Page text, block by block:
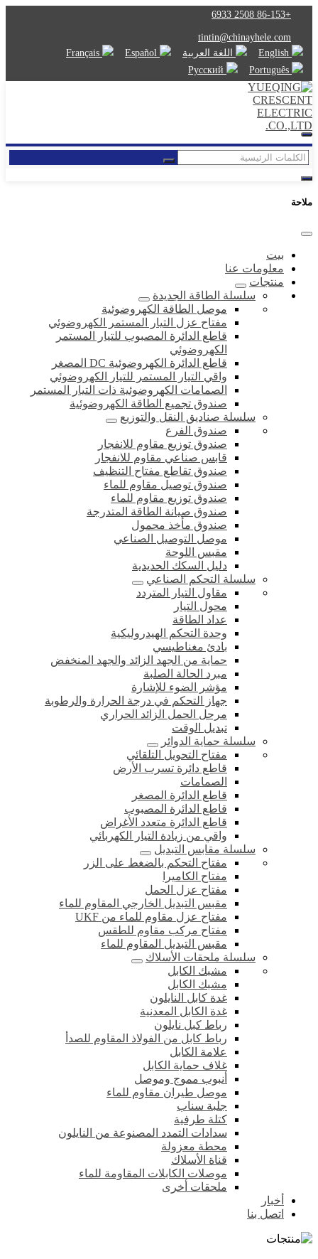
+86-153 2508 6933
tintin@chinayhele.com
اللغة العربية
ملاحة
بيت
معلومات عنا
منتجات
سلسلة الطاقة الجديدة
موصل الطاقة الكهروضوئية
مفتاح عزل التيار المستمر الكهروضوئي
قاطع الدائرة المصبوب للتيار المستمر
الكهروضوئي
قاطع الدائرة الكهروضوئية DC المصغر
واقي التيار المستمر للتيار الكهروضوئي
الصمامات الكهروضوئية ذات التيار المستمر
صندوق تجميع الطاقة الكهروضوئية
سلسلة صناديق النقل والتوزيع
صندوق الفرع
صندوق توزيع مقاوم للانفجار
قابس صناعي مقاوم للانفجار
صندوق تقاطع مفتاح التنظيف
صندوق توصيل مقاوم للماء
صندوق توزيع مقاوم للماء
صندوق صيانة الطاقة المتدرجة
صندوق مأخذ محمول
موصل التوصيل الصناعي
مقبس اللوحة
دليل السكك الحديدية
سلسلة التحكم الصناعي
مقاول التيار المتردد
محول التيار
عداد الطاقة
وحدة التحكم الهيدروليكية
بادئ مغناطيسي
حماية من الجهد الزائد والجهد المنخفض
مبرد الحالة الصلبة
مؤشر الضوء للإشارة
جهاز التحكم في درجة الحرارة والرطوبة
مرحل الحمل الزائد الحراري
تبديل الوقت
سلسلة حماية الدوائر
مفتاح التحويل التلقائي
قاطع دائرة تسرب الأرض
الصمامات
قاطع الدائرة المصغر
قاطع الدائرة المصبوب
قاطع الدائرة متعدد الأغراض
واقي من زيادة التيار الكهربائي
سلسلة مقابس التبديل
مفتاح التحكم بالضغط على الزر
مفتاح الكاميرا
مفتاح عزل الحمل
مقبس التبديل الخارجي المقاوم للماء
مفتاح عزل مقاوم للماء من UKF
مفتاح مركب مقاوم للطقس
مقبس التبديل المقاوم للماء
سلسلة ملحقات الأسلاك
مشبك الكابل
مشبك الكابل
غدة كابل النايلون
غدة الكابل المعدنية
رباط كبل نايلون
رباط كابل من الفولاذ المقاوم للصدأ
علامة الكابل
غلاف حماية الكابل
أنبوب مموج وموصل
موصل طيران مقاوم للماء
جلبة سناب
كتلة طرفية
سدادات التمدد المصنوعة من النايلون
محطة معزولة
قناة الأسلاك
موصلات الكابلات المقاومة للماء
ملحقات أخرى
أخبار
اتصل بنا